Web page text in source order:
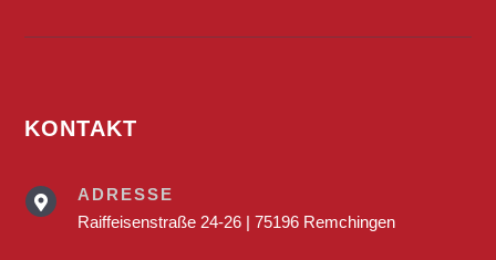
KONTAKT

ADRESSE
Raiffeisenstraße 24-26 | 75196 Remchingen